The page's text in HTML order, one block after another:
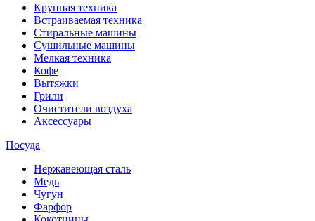
Крупная техника
Встраиваемая техника
Стиральные машины
Сушильные машины
Мелкая техника
Кофе
Вытяжки
Грили
Очистители воздуха
Аксессуары
Посуда
Нержавеющая сталь
Медь
Чугун
Фарфор